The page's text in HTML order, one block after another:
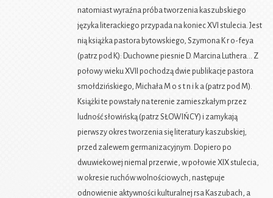
natomiast wyraźna próba tworzenia kaszubskiego
języka literackiego przypada na koniec XVI stulecia. Jest
nią książka pastora bytowskiego, Szymona K r o-feya
(patrz pod K): Duchowne piesnie D. Marcina Luthera... Z
połowy wieku XVII pochodzą dwie publikacje pastora
smołdzińskiego, Michała M o s t n i k a (patrz pod M).
Książki te powstały na terenie zamieszkałym przez
ludność słowińską (patrz SŁOWIŃCY) i zamykają
pierwszy okres tworzenia się literatury kaszubskiej,
przed zalewem germanizacyjnym. Dopiero po
dwuwiekowej niemal przerwie, w połowie XIX stulecia,
w okresie ruchów wolnościowych, następuje
odnowienie aktywności kulturalnej rsa Kaszubach, a